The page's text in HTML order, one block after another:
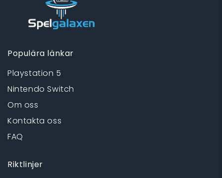
Populära länkar
Playstation 5
Nintendo Switch
Om oss
Kontakta oss
FAQ
Riktlinjer